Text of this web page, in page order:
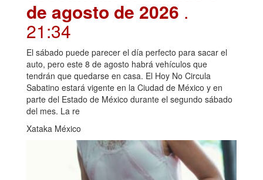
de agosto de 2026 .
21:34
El sábado puede parecer el día perfecto para sacar el
auto, pero este 8 de agosto habrá vehículos que
tendrán que quedarse en casa. El Hoy No Circula
Sabatino estará vigente en la Ciudad de México y en
parte del Estado de México durante el segundo sábado
del mes. La re
Xataka México